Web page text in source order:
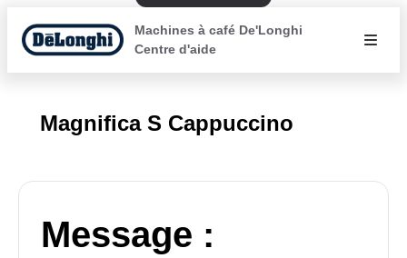
Machines à café De'Longhi
Centre d'aide
Magnifica S Cappuccino
Message :